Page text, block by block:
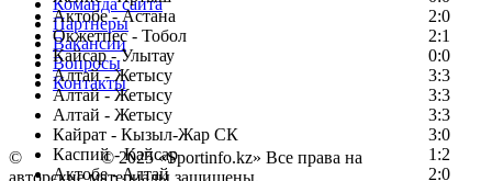
Актобе - Астана
2:0
Окжетпес - Тобол
2:1
Кайсар - Улытау
0:0
Алтай - Жетысу
3:3
Алтай - Жетысу
3:3
Алтай - Жетысу
3:3
Кайрат - Кызыл-Жар СК
3:0
Каспий - Кайсар
1:2
Актобе - Алтай
2:0
Команда сайта
Партнеры
Вакансии
Вопросы
Контакты
© Copyright© 2025 «Sportinfo.kz» Все права на